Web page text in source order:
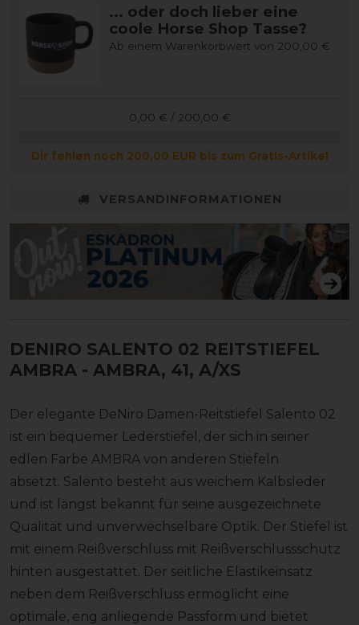
... oder doch lieber eine
coole Horse Shop Tasse?
Ab einem Warenkorbwert von 200,00 €
0,00 € / 200,00 €
Dir fehlen noch 200,00 EUR bis zum Gratis-Artikel
VERSANDINFORMATIONEN
DENIRO SALENTO 02 REITSTIEFEL
AMBRA - AMBRA, 41, A/XS
Der elegante DeNiro Damen-Reitstiefel Salento 02
ist ein bequemer Lederstiefel, der sich in seiner
edlen Farbe AMBRA von anderen Stiefeln
absetzt. Salento besteht aus weichem Kalbsleder
und ist längst bekannt für seine ausgezeichnete
Qualität und unverwechselbare Optik. Der Stiefel ist
mit einem Reißverschluss mit Reißverschlussschutz
hinten ausgestattet. Der seitliche Elastikeinsatz
neben dem Reißverschluss ermöglicht eine
optimale, eng anliegende Passform und bietet